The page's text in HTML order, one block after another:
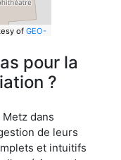
of GEO-
pour la
?
dans
de leurs
et intuitifs